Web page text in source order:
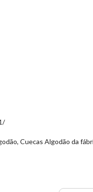
Cuecas Algodão da